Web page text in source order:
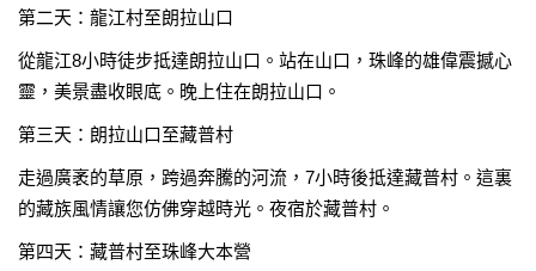
第二天：龍江村至朗拉山口
從龍江8小時徒步抵達朗拉山口。站在山口，珠峰的雄偉震撼心
靈，美景盡收眼底。晚上住在朗拉山口。
第三天：朗拉山口至藏普村
走過廣袤的草原，跨過奔騰的河流，7小時後抵達藏普村。這裏
的藏族風情讓您仿佛穿越時光。夜宿於藏普村。
第四天：藏普村至珠峰大本營